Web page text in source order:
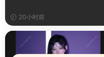
20小时前